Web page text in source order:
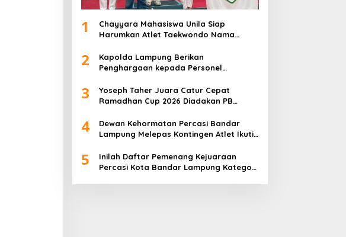
1
Chayyara Mahasiswa Unila Siap
Harumkan Atlet Taekwondo Nama
2
Kapolda Lampung Berikan
Penghargaan kepada Personel
3
Yoseph Taher Juara Catur Cepat
Ramadhan Cup 2026 Diadakan PB
4
Dewan Kehormatan Percasi Bandar
Lampung Melepas Kontingen Atlet Ikuti
5
Inilah Daftar Pemenang Kejuaraan
Percasi Kota Bandar Lampung Kategori